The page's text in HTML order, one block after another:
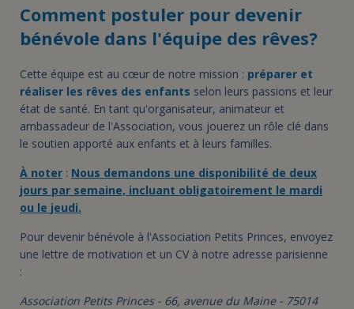
Comment postuler pour devenir
bénévole dans l'équipe des rêves?
Cette équipe est au cœur de notre mission : préparer et
réaliser les rêves des enfants selon leurs passions et leur
état de santé. En tant qu'organisateur, animateur et
ambassadeur de l'Association, vous jouerez un rôle clé dans
le soutien apporté aux enfants et à leurs familles.
À noter : Nous demandons une disponibilité de deux
jours par semaine, incluant obligatoirement le mardi
ou le jeudi.
Pour devenir bénévole à l'Association Petits Princes, envoyez
une lettre de motivation et un CV à notre adresse parisienne
:
Association Petits Princes - 66, avenue du Maine - 75014